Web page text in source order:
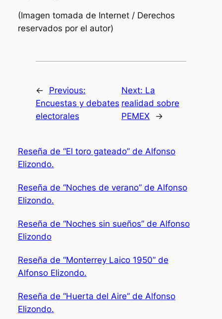
(Imagen tomada de Internet / Derechos
reservados por el autor)
←
Previous:
Encuestas y debates
electorales
Next: La
realidad sobre
PEMEX
→
Reseña de “El toro gateado” de Alfonso
Elizondo.
Reseña de “Noches de verano” de Alfonso
Elizondo.
Reseña de “Noches sin sueños” de Alfonso
Elizondo
Reseña de “Monterrey Laico 1950” de
Alfonso Elizondo.
Reseña de “Huerta del Aire” de Alfonso
Elizondo.